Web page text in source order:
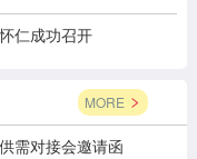
仁成功召开
MORE
需对接会邀请函